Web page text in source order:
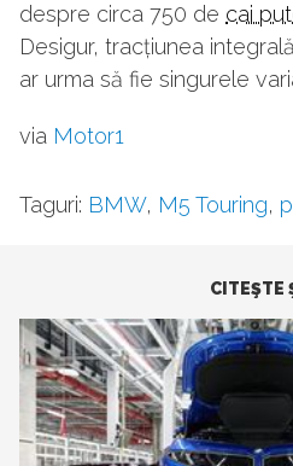
despre circa 750 de cai
Desigur, tracțiunea
ar urma să fie singurele
via Motor1
Taguri: BMW, M5 Touring,
CITEŞTE